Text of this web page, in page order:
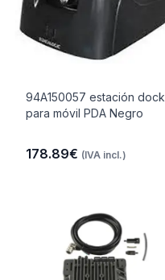
94A150057 estación dock
para móvil PDA Negro
178.89€ (IVA incl.)